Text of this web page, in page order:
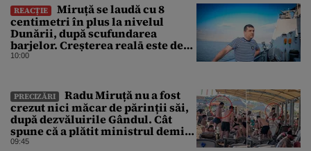
REACȚIE
Miruță se laudă cu 8
centimetri în plus la nivelul
Dunării, după scufundarea
barjelor. Creșterea realā este de
doar 4 centimetri
10:00
PRECIZĂRI
Radu Miruță nu a fost
crezut nici măcar de părinții săi,
după dezvăluirile Gândul. Cât
spune că a plătit ministrul demis
pentru vacanța la 5 stele în Turcia
09:45